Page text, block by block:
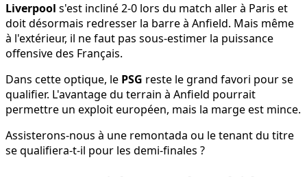
Liverpool s'est incliné 2-0 lors du match aller à Paris et
doit désormais redresser la barre à Anfield. Mais même
à l'extérieur, il ne faut pas sous-estimer la puissance
offensive des Français.
Dans cette optique, le PSG reste le grand favori pour se
qualifier. L'avantage du terrain à Anfield pourrait
permettre un exploit européen, mais la marge est mince.
Assisterons-nous à une remontada ou le tenant du titre
se qualifiera-t-il pour les demi-finales ?